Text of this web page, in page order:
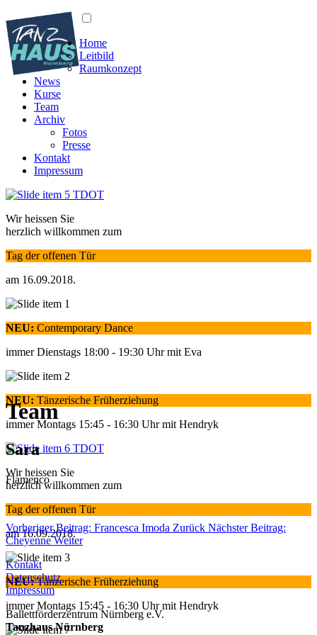
Home
Leitbild
Raumkonzept
News
Kurse
Team
Archiv
Fotos
Presse
Kontakt
Impressum
Wir heissen Sie
herzlich willkommen zum
Tag der offenen Tür
am 16.09.2018.
NEU: Contemporary Dance
immer Dienstags 18:00 - 19:30 Uhr mit Eva
NEU: Tänzerische Früherziehung
immer Montags 15:45 - 16:30 Uhr mit Hendryk
Wir heissen Sie
herzlich willkommen zum
Tag der offenen Tür
am 16.09.2018.
NEU:Tänzerische Früherziehung
immer Montags 15:45 - 16:30 Uhr mit Hendryk
Team
Sara
Flamenco
Vorheriger Beitrag: Francesca Imoda Zurück Nächster Beitrag:
CheyenneWeiter
Kontakt
Datenschutz
Impressum
Ballettförderzentrum Nürnberg e.V.
Tanzhaus Nürnberg